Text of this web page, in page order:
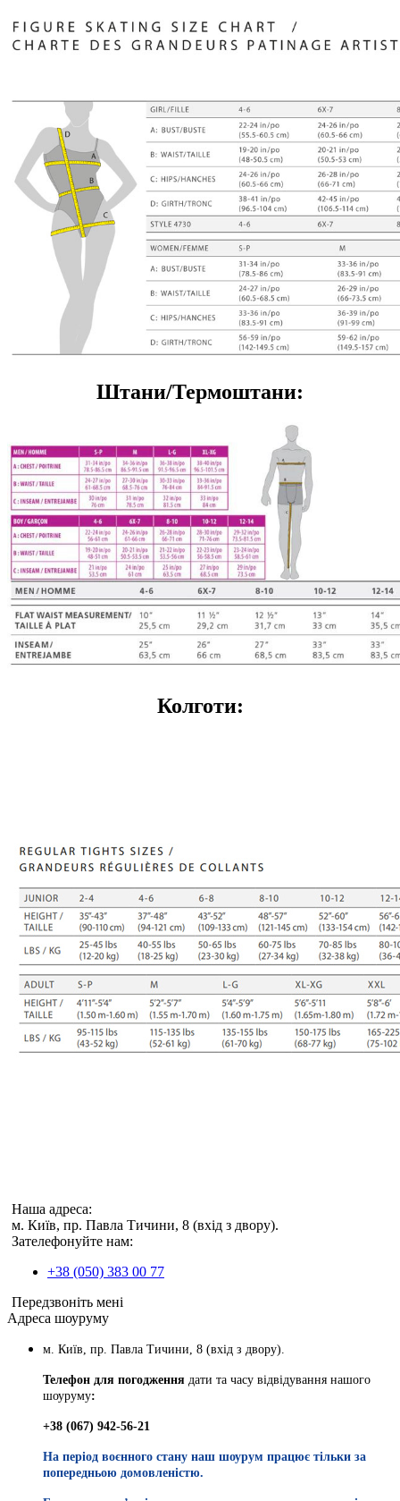
Штани/Термоштани:
Колготи:
Наша адреса:
м. Київ, пр. Павла Тичини, 8 (вхід з двору).
Зателефонуйте нам:
+38 (050) 383 00 77
Передзвоніть мені
Адреса шоуруму
м. Київ, пр. Павла Тичини, 8 (вхід з двору).
Телефон для погодження дати та часу відвідування нашого
шоуруму:
+38 (067) 942-56-21
На період воєнного стану наш шоурум працює тільки за
попередньою домовленістю.